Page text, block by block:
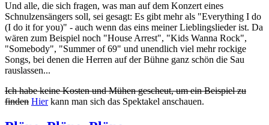
Und alle, die sich fragen, was man auf dem Konzert eines
Schnulzensängers soll, sei gesagt: Es gibt mehr als "Everything I do
(I do it for you)" - auch wenn das eins meiner Lieblingslieder ist. Da
wären zum Beispiel noch "House Arrest", "Kids Wanna Rock",
"Somebody", "Summer of 69" und unendlich viel mehr rockige
Songs, bei denen die Herren auf der Bühne ganz schön die Sau
rauslassen...
Ich habe keine Kosten und Mühen gescheut, um ein Beispiel zu
finden Hierkann man sich das Spektakel anschauen.